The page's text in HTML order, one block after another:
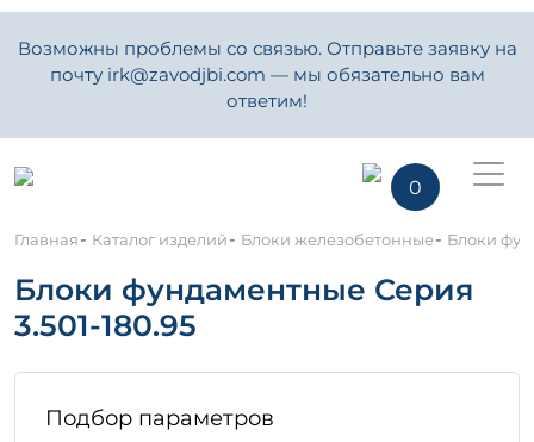
Возможны проблемы со связью. Отправьте заявку на
почту irk@zavodjbi.com — мы обязательно вам
ответим!
0
Главная- Каталог изделий- Блоки железобетонные- Блоки
Блоки фундаментные Серия
3.501-180.95
Подбор параметров